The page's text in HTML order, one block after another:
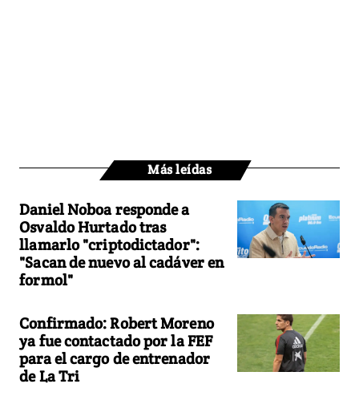
Más leídas
Daniel Noboa responde a
Osvaldo Hurtado tras
llamarlo "criptodictador":
"Sacan de nuevo al cadáver en
formol"
Confirmado: Robert Moreno
ya fue contactado por la FEF
para el cargo de entrenador
de La Tri